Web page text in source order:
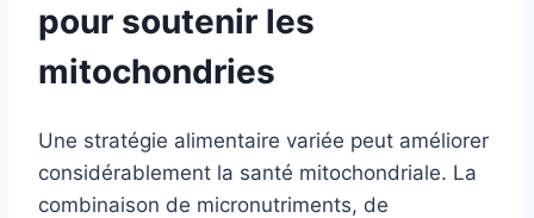
pour soutenir les
mitochondries
Une stratégie alimentaire variée peut améliorer
considérablement la santé mitochondriale. La
combinaison de micronutriments, de